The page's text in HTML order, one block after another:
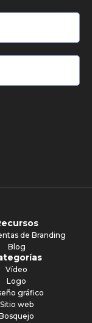
de Branding
Blog
Vídeo
Logo
gráfico
Sitio web